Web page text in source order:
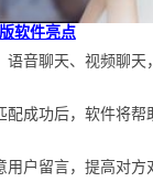
软件亮点
语音聊天、视频聊天
配成功后，软件将帮
用户留言，提高对方